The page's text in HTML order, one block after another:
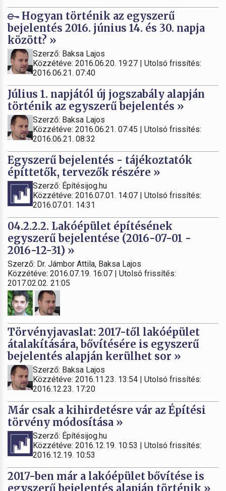
Hogyan történik az egyszerű
bejelentés 2016. június 14. és 30. napja
között? »
Szerző: Baksa Lajos
Közzétéve: 2016.06.20. 19:27 | Utolsó frissítés:
2016.06.21. 07:40
Július 1. napjától új jogszabály alapján
történik az egyszerű bejelentés »
Szerző: Baksa Lajos
Közzétéve: 2016.06.21. 07:45 | Utolsó frissítés:
2016.06.21. 08:32
Egyszerű bejelentés - tájékoztatók
építtetők, tervezők részére »
Szerző: Építésijog.hu
Közzétéve: 2016.07.01. 14:07 | Utolsó frissítés:
2016.07.01. 14:31
04.2.2.2. Lakóépület építésének
egyszerű bejelentése (2016-07-01 -
2016-12-31) »
Szerző: Dr. Jámbor Attila, Baksa Lajos
Közzétéve: 2016.07.19. 16:07 | Utolsó frissítés:
2017.02.02. 21:05
Törvényjavaslat: 2017-től lakóépület
átalakítására, bővítésére is egyszerű
bejelentés alapján kerülhet sor »
Szerző: Baksa Lajos
Közzétéve: 2016.11.23. 13:54 | Utolsó frissítés:
2016.12.23. 17:20
Már csak a kihirdetésre vár az Építési
törvény módosítása »
Szerző: Építésijog.hu
Közzétéve: 2016.12.19. 10:53 | Utolsó frissítés:
2016.12.19. 10:53
2017-ben már a lakóépület bővítése is
egyszerű bejelentés alapján történik »